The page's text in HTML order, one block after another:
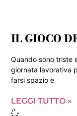
IL GIOCO
Quando sono triste
giornata lavorativa
farsi spazio e
LEGGI TUTTO »